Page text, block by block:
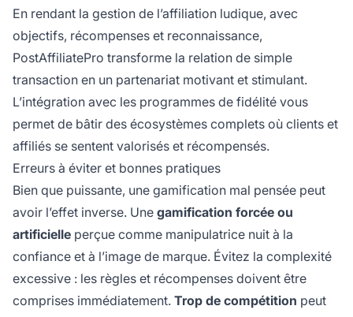
En rendant la gestion de l’affiliation ludique, avec
objectifs, récompenses et reconnaissance,
PostAffiliatePro transforme la relation de simple
transaction en un partenariat motivant et stimulant.
L’intégration avec les programmes de fidélité vous
permet de bâtir des écosystèmes complets où clients et
affiliés se sentent valorisés et récompensés.
Erreurs à éviter et bonnes pratiques
Bien que puissante, une gamification mal pensée peut
avoir l’effet inverse. Une gamification forcée ou
artificielle perçue comme manipulatrice nuit à la
confiance et à l’image de marque. Évitez la complexité
excessive : les règles et récompenses doivent être
comprises immédiatement. Trop de compétition peut